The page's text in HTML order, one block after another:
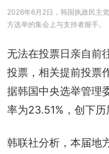
2026年6月2日，韩国执政民主
方选举的集会上与支持者握手。
无法在投票日亲自前
投票，相关提前投票
据韩国中央选举管理
率为23.51%，创下历
韩联社分析，本届地